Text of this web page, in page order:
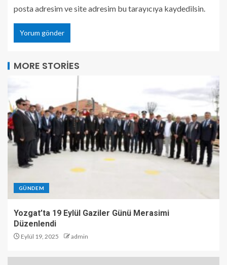
posta adresim ve site adresim bu tarayıcıya kaydedilsin.
MORE STORIES
GÜNDEM
Yozgat’ta 19 Eylül Gaziler Günü Merasimi
Düzenlendi
Eylül 19, 2025 admin